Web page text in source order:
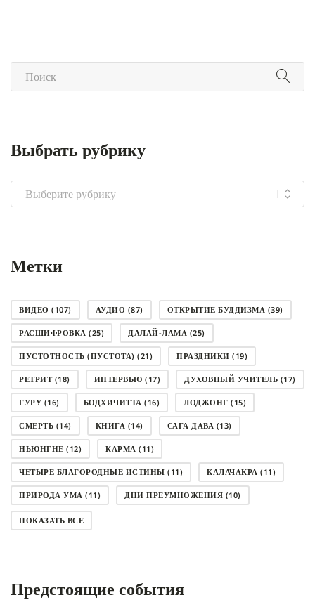
Выбрать рубрику
Выбрать
рубрику
Метки
ВИДЕО (107) АУДИО (87) ОТКРЫТИЕ БУДДИЗМА (39)
РАСШИФРОВКА (25) ДАЛАЙ-ЛАМА (25)
ПУСТОТНОСТЬ (ПУСТОТА) (21) ПРАЗДНИКИ (19)
РЕТРИТ(18) ИНТЕРВЬЮ (17) ДУХОВНЫЙ УЧИТЕЛЬ (17)
ГУРУ (16) БОДХИЧИТТА (16) ЛОДЖОНГ (15)
СМЕРТЬ (14) КНИГА (14) САГА ДАВА (13)
НЬЮНГНЕ (12) КАРМА (11)
ЧЕТЫРЕ БЛАГОРОДНЫЕ ИСТИНЫ (11) КАЛАЧАКРА (11)
ПРИРОДА УМА (11) ДНИ ПРЕУМНОЖЕНИЯ (10)
СОВЕТ(10)
АНАЛИТИЧЕСКАЯ МЕДИТАЦИЯ(7)
ПОКАЗАТЬ ВСЕ
Предстоящие события